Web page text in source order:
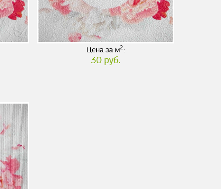
Цена за м2:
30 руб.